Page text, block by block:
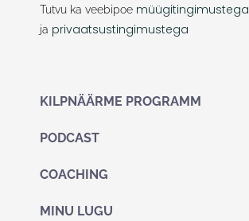
m
Tutvu ka veebipoe müügitingimustega
ja privaatsustingimustega
KILPNÄÄRME PROGRAMM
PODCAST
COACHING
MINU LUGU